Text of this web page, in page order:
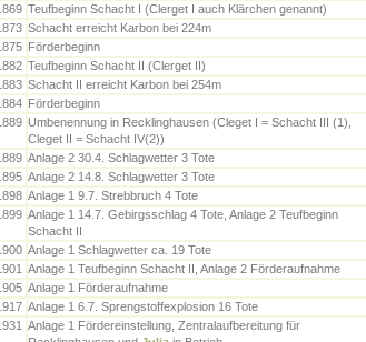
Teufbeginn Schacht I (Clerget I auch Klärchen genannt)
Schacht erreicht Karbon bei 224m
Förderbeginn
Teufbeginn Schacht II (Clerget II)
Schacht II erreicht Karbon bei 254m
Förderbeginn
Umbenennung in Recklinghausen (Cleget I = Schacht III (1),
Cleget II = Schacht IV(2))
Anlage 2 30.4. Schlagwetter 3 Tote
Anlage 2 14.8. Schlagwetter 3 Tote
Anlage 1 9.7. Strebbruch 4 Tote
Anlage 1 14.7. Gebirgsschlag 4 Tote, Anlage 2 Teufbeginn
Schacht II
Anlage 1 Schlagwetter ca. 19 Tote
Anlage 1 Teufbeginn Schacht II, Anlage 2 Förderaufnahme
Anlage 1 Förderaufnahme
Anlage 1 6.7. Sprengstoffexplosion 16 Tote
Anlage 1 Fördereinstellung, Zentralaufbereitung für